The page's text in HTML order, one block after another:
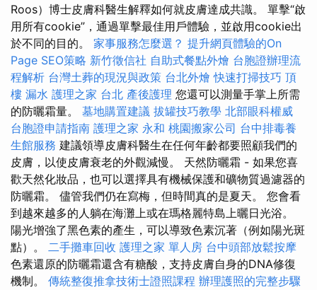
Roos）博士皮膚科醫生解釋如何就皮膚達成共識。 單擊“啟
用所有cookie”，通過單擊最佳用戶體驗，並啟用cookie出
於不同的目的。 家事服務怎麼選？ 提升網頁體驗的On
Page SEO策略 新竹徵信社 自助式餐點外燴 台胞證辦理流
程解析 台灣土葬的現況與政策 台北外燴 快速打掃技巧 頂
樓 漏水 護理之家 台北 產後護理 您還可以測量手掌上所需
的防曬霜量。 墓地購置建議 拔罐技巧教學 北部眼科權威
台胞證申請指南 護理之家 永和 桃園搬家公司 台中排毒養
生館服務 建議領導皮膚科醫生在任何年齡都要照顧我們的
皮膚，以使皮膚衰老的外觀減慢。 天然防曬霜 - 如果您喜
歡天然化妝品，也可以選擇具有機械保護和礦物質過濾器的
防曬霜。 儘管我們仍在寫梅，但時間真的是夏天。 您會看
到越來越多的人躺在海灘上或在瑪格麗特島上曬日光浴。
陽光增強了黑色素的產生，可以導致色素沉著（例如陽光斑
點）。 二手攤車回收 護理之家 單人房 台中頭部放鬆按摩
色素還原的防曬霜還含有糖酸，支持皮膚自身的DNA修復
機制。 傳統整復推拿技術士證照課程 辦理護照的完整步驟